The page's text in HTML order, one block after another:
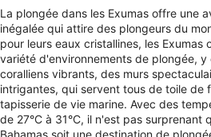
La plongée dans les Exumas offre une
inégalée qui attire des plongeurs du
pour leurs eaux cristallines, les Exumas
variété d'environnements de plongée,
coralliens vibrants, des murs
intrigantes, qui servent tous de toile de
tapisserie de vie marine. Avec des
de 27°C à 31°C, il n'est pas surprenant